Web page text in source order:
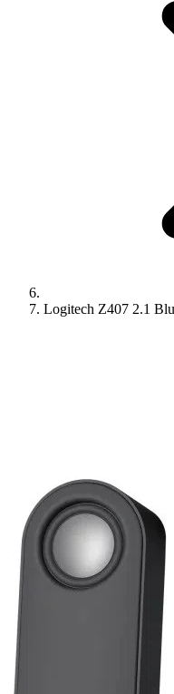
Logitech Z407 2.1